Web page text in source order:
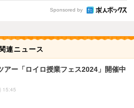
Sponsored by
連ニュース
アー「ロイロ授業フェス2024」開催中
15:45